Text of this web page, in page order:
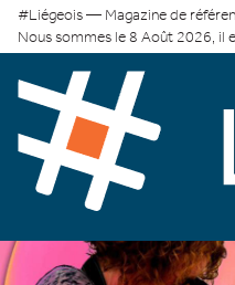
#Liégeois — Magazine de
Nous sommes le 8 Août 2026, il